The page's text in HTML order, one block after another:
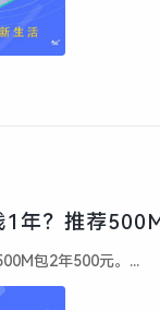
年？推荐
包2年500元。...